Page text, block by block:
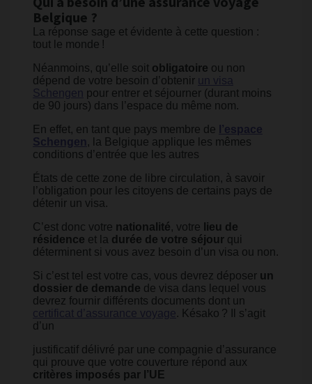
Belgique ?
La réponse sage et évidente à cette question :
tout le monde !
Néanmoins, qu’elle soit obligatoire ou non
dépend de votre besoin d’obtenir
un visa
Schengen
pour entrer et séjourner (durant moins
de 90 jours) dans l’espace du même nom.
En effet, en tant que pays membre de
l’espace
Schengen , la Belgique applique les mêmes
conditions d’entrée que les autres
États de cette zone de libre circulation, à savoir
l’obligation pour les citoyens de certains pays de
détenir un visa.
C’est donc votre nationalité, votre lieu de
résidence et la durée de votre séjour qui
déterminent si vous avez besoin d’un visa ou non.
Si c’est tel est votre cas, vous devrez déposer un
dossier de demande de visa dans lequel vous
devrez fournir différents documents dont un
certificat d’assurance voyage. Késako ? Il s’agit
d’un
justificatif délivré par une compagnie d’assurance
qui prouve que votre couverture répond aux
critères imposés par l’UE